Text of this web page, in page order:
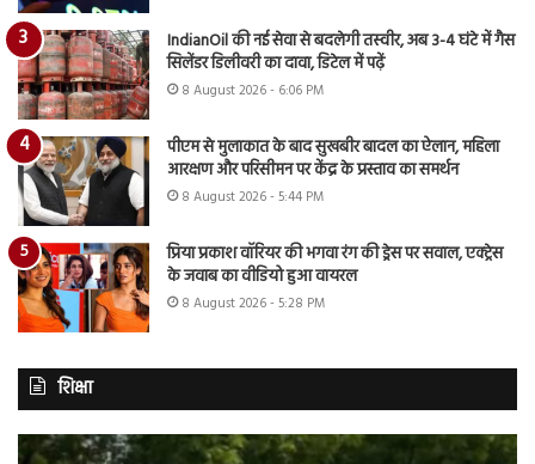
IndianOil की नई सेवा से बदलेगी तस्वीर, अब 3-4 घंटे में गैस
सिलेंडर डिलीवरी का दावा, डिटेल में पढ़ें
8 August 2026 - 6:06 PM
पीएम से मुलाकात के बाद सुखबीर बादल का ऐलान, महिला
आरक्षण और परिसीमन पर केंद्र के प्रस्ताव का समर्थन
8 August 2026 - 5:44 PM
प्रिया प्रकाश वॉरियर की भगवा रंग की ड्रेस पर सवाल, एक्ट्रेस
के जवाब का वीडियो हुआ वायरल
8 August 2026 - 5:28 PM
शिक्षा